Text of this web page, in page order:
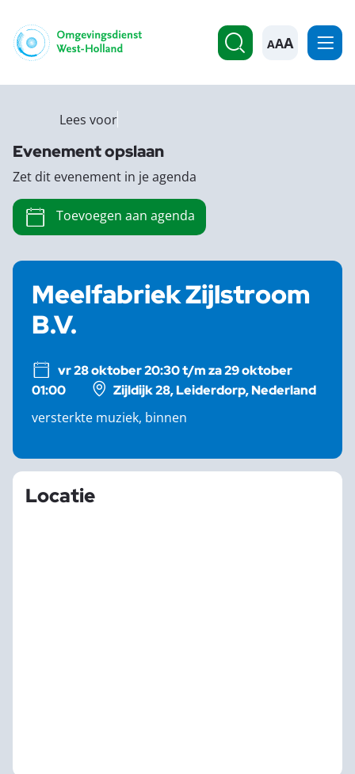
A
Meelfabriek Zijlstroom
B.V.
vr 28 oktober 20:30 t/m za 29 oktober
01:00
Zijldijk 28, Leiderdorp, Nederland
versterkte muziek, binnen
Locatie
Lees voor
Evenement opslaan
Zet dit evenement in je agenda
Toevoegen aan agenda